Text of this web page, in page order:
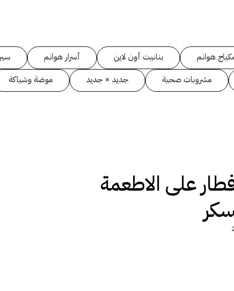
هوانم بنانيت أون لاين أسرار هوانم
مشروبات صحية جديد × جديد
موضة وشياكة
على الاطعمة